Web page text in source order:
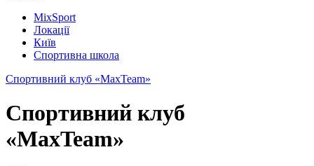
MixSport
Локації
Київ
Спортивна школа
Спортивний клуб «MaxTeam»
Спортивний клуб
«MaxTeam»